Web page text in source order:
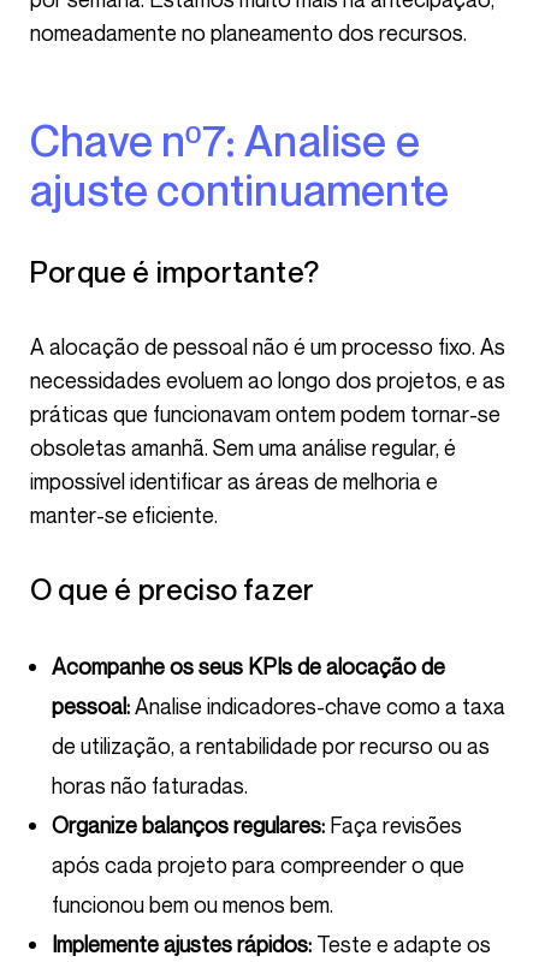
nomeadamente no planeamento dos recursos.
Chave nº7: Analise e
ajuste continuamente
Porque é importante?
A alocação de pessoal não é um processo fixo. As
necessidades evoluem ao longo dos projetos, e as
práticas que funcionavam ontem podem tornar-se
obsoletas amanhã. Sem uma análise regular, é
impossível identificar as áreas de melhoria e
manter-se eficiente.
O que é preciso fazer
Acompanhe os seus KPIs de alocação de
pessoal:Analise indicadores-chave como a taxa
de utilização, a rentabilidade por recurso ou as
horas não faturadas.
Organize balanços regulares: Faça revisões
após cada projeto para compreender o que
funcionou bem ou menos bem.
Implemente ajustes rápidos: Teste e adapte os